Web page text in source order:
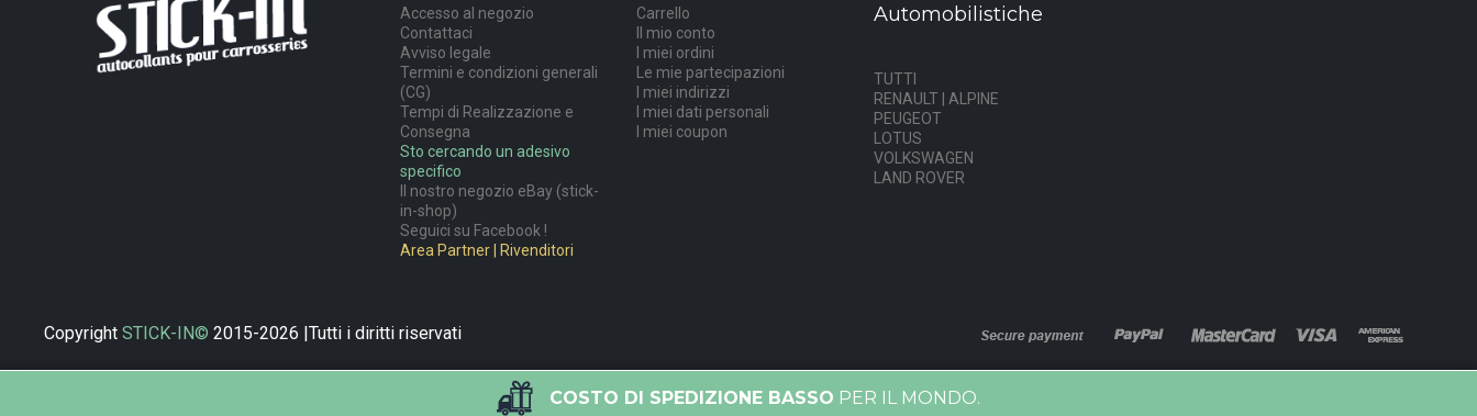
Accesso al negozio
Contattaci
Avviso legale
Termini e condizioni generali
(CG)
Tempi di Realizzazione e
Consegna
Sto cercando un adesivo
specifico
Il nostro negozio eBay (stick-
in-shop)
Seguici su Facebook !
Area Partner | Rivenditori
Carrello
Il mio conto
I miei ordini
Le mie partecipazioni
I miei indirizzi
I miei dati personali
I miei coupon
Automobilistiche
TUTTI
RENAULT | ALPINE
PEUGEOT
LOTUS
VOLKSWAGEN
LAND ROVER
CopyrightSTICK-IN© 2015-2026 |Tutti i diritti riservati
COSTO DI SPEDIZIONE BASSO PER IL MONDO.